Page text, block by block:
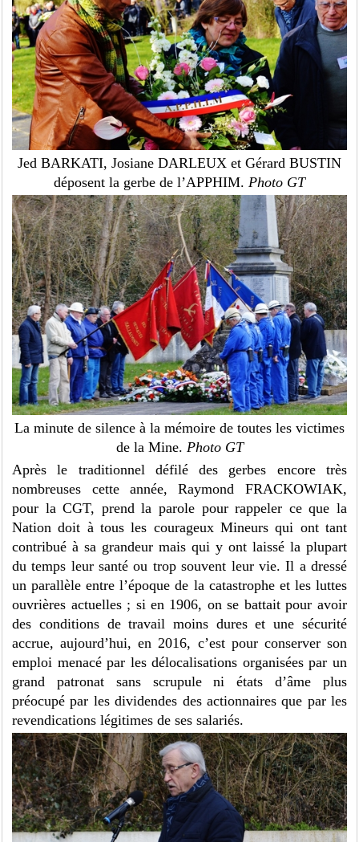
Jed BARKATI, Josiane DARLEUX et Gérard BUSTIN
déposent la gerbe de l’APPHIM. Photo GT
La minute de silence à la mémoire de toutes les victimes
de la Mine. Photo GT
Après le traditionnel défilé des gerbes encore très
nombreuses cette année, Raymond FRACKOWIAK,
pour la CGT, prend la parole pour rappeler ce que la
Nation doit à tous les courageux Mineurs qui ont tant
contribué à sa grandeur mais qui y ont laissé la plupart
du temps leur santé ou trop souvent leur vie. Il a dressé
un parallèle entre l’époque de la catastrophe et les luttes
ouvrières actuelles ; si en 1906, on se battait pour avoir
des conditions de travail moins dures et une sécurité
accrue, aujourd’hui, en 2016, c’est pour conserver son
emploi menacé par les délocalisations organisées par un
grand patronat sans scrupule ni états d’âme plus
préocupé par les dividendes des actionnaires que par les
revendications légitimes de ses salariés.